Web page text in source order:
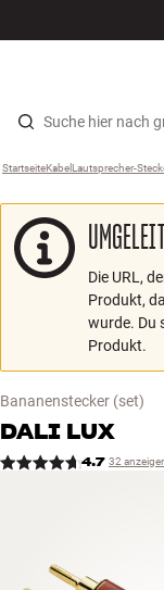
Zum Inhalt wechseln
Lautsprecher
Kopfhörer
Surround
Systeme
Kabel
Startseite ›
Kabel ›
Lautsprecher-
Die URL,
Produkt,
wurde. Du
Produkt.
Bananenstecker (set)
DALI LUX
4.7 32